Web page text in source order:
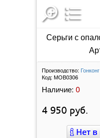
Серьги с
Производство: Гонконг
Код: МОВ0306
Наличие: 0
4 950 руб.
Нет в